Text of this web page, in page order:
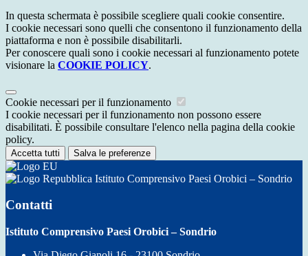
In questa schermata è possibile scegliere quali cookie consentire.
I cookie necessari sono quelli che consentono il funzionamento della
piattaforma e non è possibile disabilitarli.
Per conoscere quali sono i cookie necessari al funzionamento potete
visionare la COOKIE POLICY.
Cookie necessari per il funzionamento
I cookie necessari per il funzionamento non possono essere
disabilitati. È possibile consultare l'elenco nella pagina della cookie
policy.
Accetta tutti Salva le preferenze
Istituto Comprensivo Paesi Orobici – Sondrio
Contatti
Istituto Comprensivo Paesi Orobici – Sondrio